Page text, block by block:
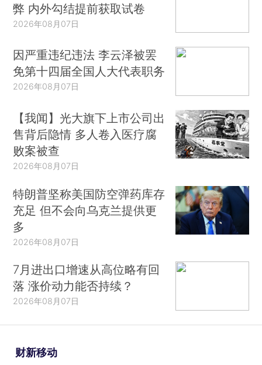
弊 内外勾结提前获取试卷
2026年08月07日
因严重违纪违法 李云泽被罢
免第十四届全国人大代表职务
2026年08月07日
【我闻】光大旗下上市公司出
售背后隐情 多人卷入医疗腐
败案被查
2026年08月07日
特朗普坚称美国防空弹药库存
充足 但不会向乌克兰提供更
多
2026年08月07日
7月进出口增速从高位略有回
落 涨价动力能否持续？
2026年08月07日
财新移动